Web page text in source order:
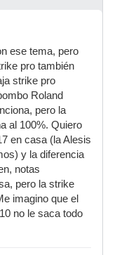
ese tema, pero
pro también
strike pro
Roland
pero la
al 100%. Quiero
en casa (la Alesis
y la diferencia
notas
pero la strike
imagino que el
no le saca todo